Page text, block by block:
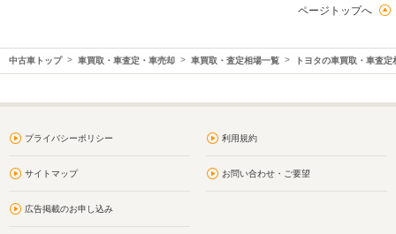
ページトップへ
中古車トップ 車買取・車査定・車売却 車買取・査定相場一覧 トヨタの車買取・車査定
プライバシーポリシー 利用規約
サイトマップ お問い合わせ・ご要望
広告掲載のお申し込み